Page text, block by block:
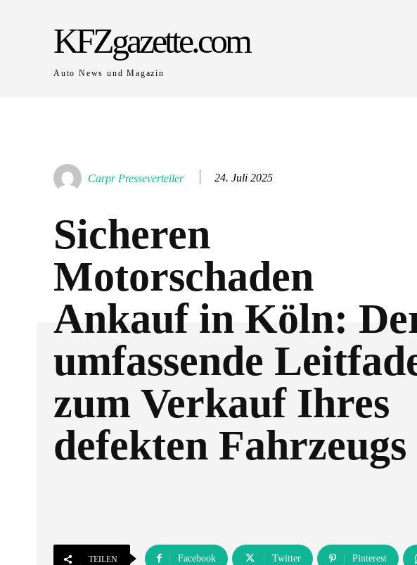
KFZgazette.com
Auto News und Magazin
Carpr Presseverteiler 24. Juli 2025
Sicheren
Motorschaden
Ankauf in Köln:
umfassende
zum Verkauf Ihres
defekten Fahrzeugs
TEILEN Facebook Twitter Pinterest